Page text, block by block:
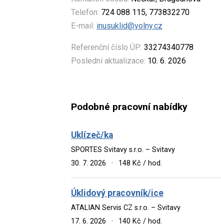
Telefon: 724 088 115, 773832270
E-mail: inusuklid@volny.cz
Referenční číslo ÚP: 33274340778
Poslední aktualizace: 10. 6. 2026
Podobné pracovní nabídky
Uklízeč/ka
SPORTES Svitavy s.r.o. – Svitavy
30. 7. 2026
· 148 Kč / hod.
Úklidový pracovník/ice
ATALIAN Servis CZ s.r.o. – Svitavy
17. 6. 2026
· 140 Kč / hod.